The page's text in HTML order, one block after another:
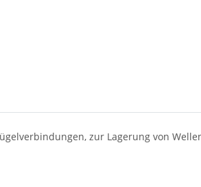
zur Lagerung von